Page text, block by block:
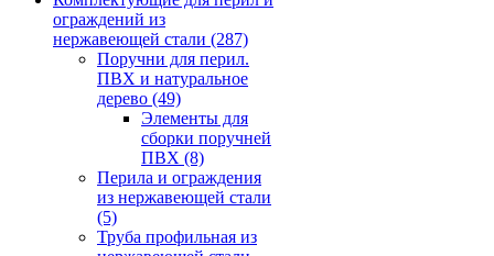
ограждений из
нержавеющей стали (287)
Поручни для перил.
ПВХ и натуральное
дерево (49)
Элементы для
сборки поручней
ПВХ (8)
Перила и ограждения
из нержавеющей стали
(5)
Труба профильная из